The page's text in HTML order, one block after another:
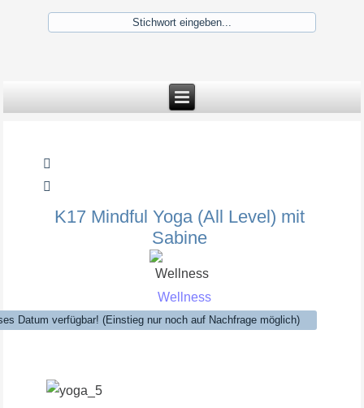
K17 Mindful Yoga (All Level) mit
Sabine
Wellness
Datum verfügbar! (Einstieg nur noch auf Nachfrage möglich)